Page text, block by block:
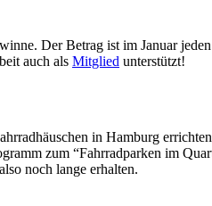
Der Betrag ist im Januar
auch als Mitglied unterstützt!
in Hamburg
zum “Fahrradparken im
noch lange erhalten.